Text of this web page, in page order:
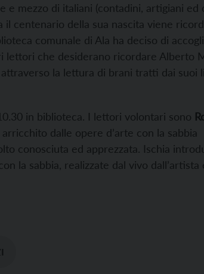
mezzo di italiani (contadini, artigiani ed
centenario della sua nascita viene
comunale di Ala ha deciso di
lettori che desiderano ricordare Alberto
la lettura di brani tratti dai suoi
in biblioteca. I lettori volontari sono
arricchito dalle opere d’arte con la sabbia
conosciuta ed apprezzata. Ischia
la sabbia, realizzate dal vivo dall’artista